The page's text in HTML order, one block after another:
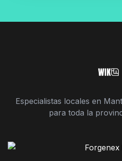
Especialistas locales en
para toda la